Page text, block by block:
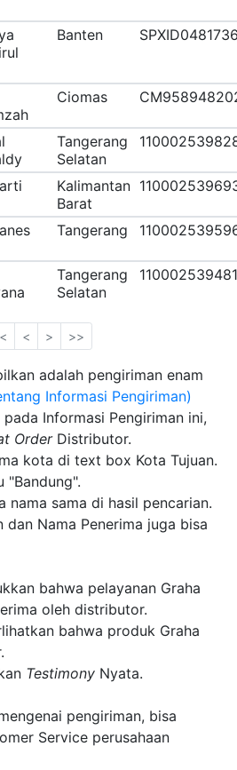
Banten
Ciomas
Tangerang
Selatan
Kalimantan
Barat
Tangerang
Tangerang
Selatan
< > >>
adalah pengiriman enam
Informasi Pengiriman)
Informasi Pengiriman ini,
OrderDistributor.
kota di text box Kota Tujuan.
"Bandung".
nama sama di hasil pencarian.
dan Nama Penerima juga bisa
bahwa pelayanan Graha
oleh distributor.
bahwa produk Graha
Testimony Nyata.
pengiriman, bisa
Service perusahaan